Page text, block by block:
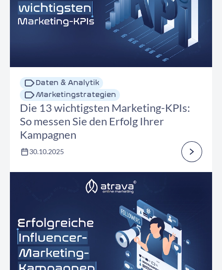
Daten & Analytik
Marketingstrategien
Die 13 wichtigsten Marketing-KPIs:
So messen Sie den Erfolg Ihrer
Kampagnen
30.10.2025